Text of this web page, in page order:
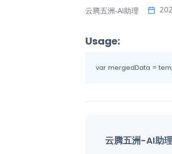
云腾五洲-AI助理
Usage:
var mergedData =
云腾五洲-AI助理